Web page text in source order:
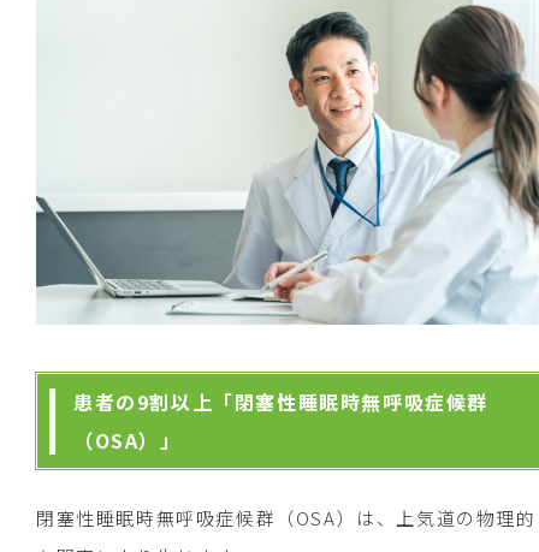
患者の9割以上「閉塞性睡眠時無呼吸症候群
（OSA）」
閉塞性睡眠時無呼吸症候群（OSA）は、上気道の物理的